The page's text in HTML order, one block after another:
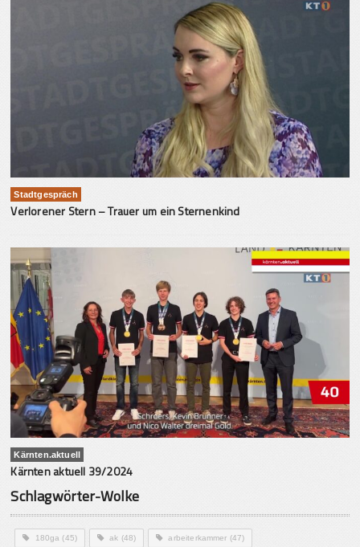
Stadtgespräch
Verlorener Stern – Trauer um ein Sternenkind
Kärnten.aktuell
Kärnten aktuell 39/2024
Schlagwörter-Wolke
180ga (45) ak (48) arbeiterkammer (47)